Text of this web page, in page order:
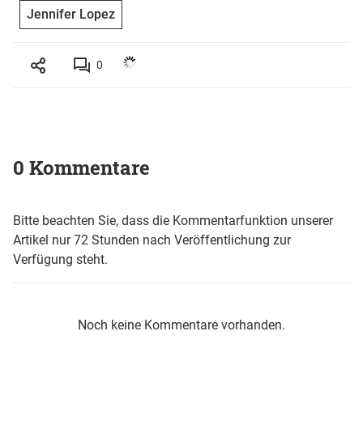
Jennifer Lopez
0
0 Kommentare
Bitte beachten Sie, dass die Kommentarfunktion unserer
Artikel nur 72 Stunden nach Veröffentlichung zur
Verfügung steht.
Noch keine Kommentare vorhanden.